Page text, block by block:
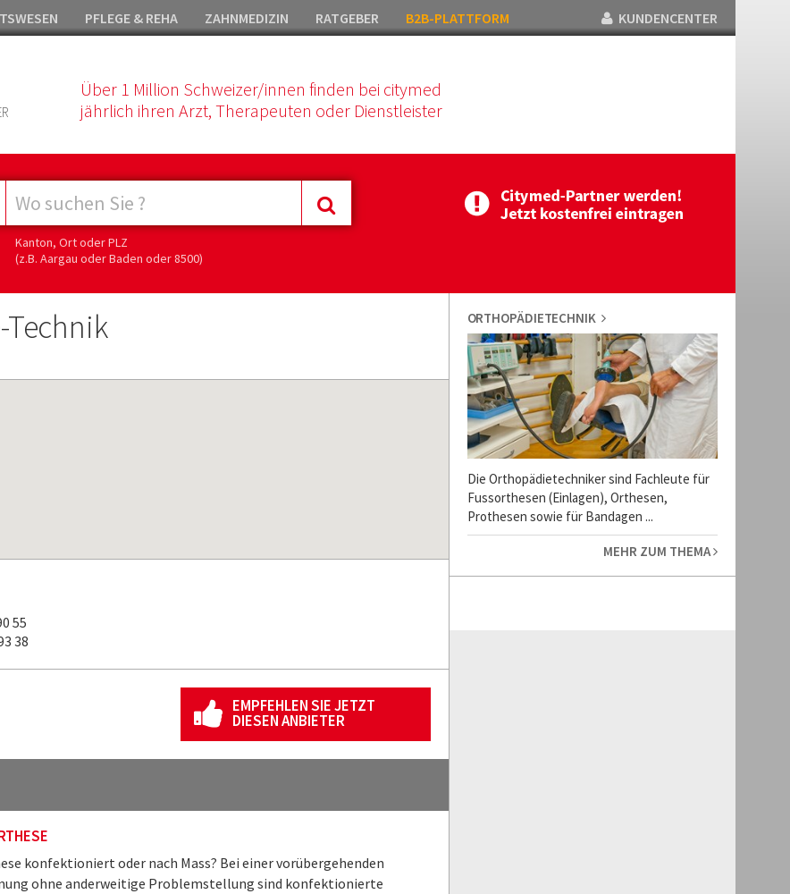
PFLEGE & REHA ZAHNMEDIZIN RATGEBER B2B-PLATTFORM KUNDENCENTER
Über 1 Million Schweizer/innen finden bei citymed
jährlich ihren Arzt, Therapeuten oder Dienstleister
Kanton, Ort oder PLZ
(z.B. Aargau oder Baden oder 8500)
55
38
EMPFEHLEN SIE JETZT
DIESEN ANBIETER
konfektioniert oder nach Mass? Bei einer vorübergehenden
ohne anderweitige Problemstellung sind konfektionierte
ORTHOPÄDIETECHNIK
Die Orthopädietechniker sind Fachleute für
Fussorthesen (Einlagen), Orthesen,
Prothesen sowie für Bandagen ...
MEHR ZUM THEMA